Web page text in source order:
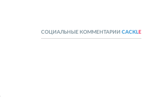
СОЦИАЛЬНЫЕ КОММЕНТАРИИ CACKL E